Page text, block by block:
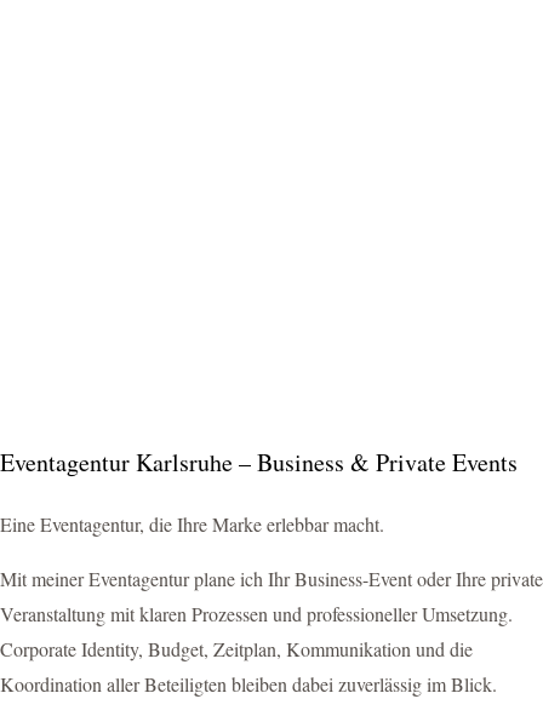
Eventagentur Karlsruhe – Business & Private Events
Eine Eventagentur, die Ihre Marke erlebbar macht.
Mit meiner Eventagentur plane ich Ihr Business-Event oder Ihre private
Veranstaltung mit klaren Prozessen und professioneller Umsetzung.
Corporate Identity, Budget, Zeitplan, Kommunikation und die
Koordination aller Beteiligten bleiben dabei zuverlässig im Blick.